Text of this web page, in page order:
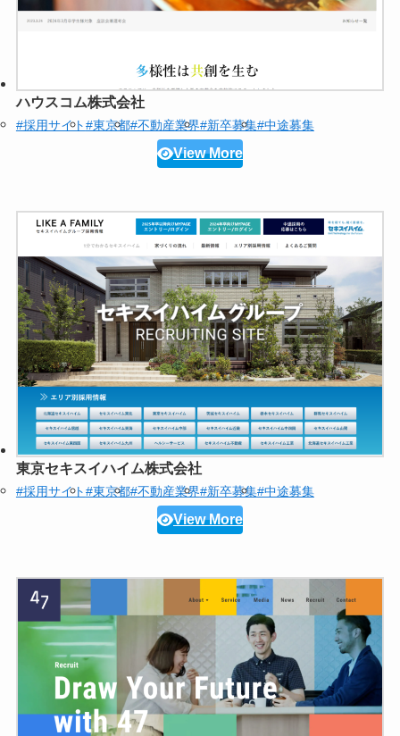
ハウスコム株式会社
#採用サイト#東京都#不動産業界#新卒募集#中途募集
View More
東京セキスイハイム株式会社
#採用サイト#東京都#不動産業界#新卒募集#中途募集
View More